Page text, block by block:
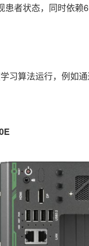
者状态，同时依赖
习算法运行，例如